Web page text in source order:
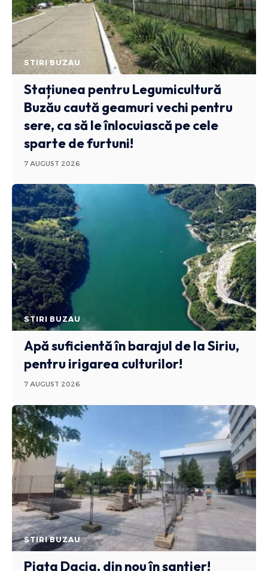
STIRI BUZAU
Stațiunea pentru Legumicultură
Buzău caută geamuri vechi pentru
sere, ca să le înlocuiască pe cele
sparte de furtuni!
7 AUGUST 2026
STIRI BUZAU
Apă suficientă în barajul de la Siriu,
pentru irigarea culturilor!
7 AUGUST 2026
STIRI BUZAU
Piața Dacia, din nou în șantier!